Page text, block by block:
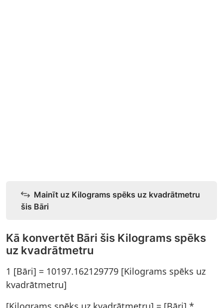
Mainīt uz Kilograms spēks uz kvadrātmetru
šis Bāri
Kā konvertēt Bāri šis Kilograms spēks
uz kvadrātmetru
1 [Bāri] = 10197.162129779 [Kilograms spēks uz
kvadrātmetru]